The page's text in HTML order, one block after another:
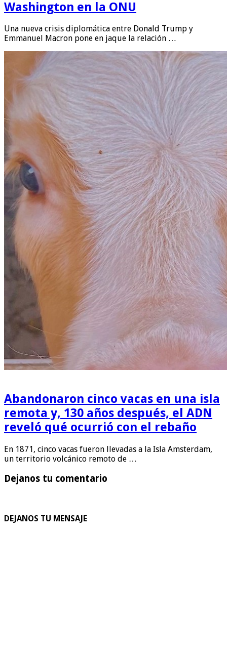
Washington en la ONU
Una nueva crisis diplomática entre Donald Trump y
Emmanuel Macron pone en jaque la relación …
Abandonaron cinco vacas en una isla
remota y, 130 años después, el ADN
reveló qué ocurrió con el rebaño
En 1871, cinco vacas fueron llevadas a la Isla Amsterdam,
un territorio volcánico remoto de …
Dejanos tu comentario
DEJANOS TU MENSAJE